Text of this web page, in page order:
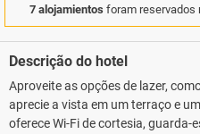
7 alojamientos foram reservados
Descrição do hotel
Aproveite as opções de lazer,
aprecie a vista em um terraço e
oferece Wi-Fi de cortesia, guarda-